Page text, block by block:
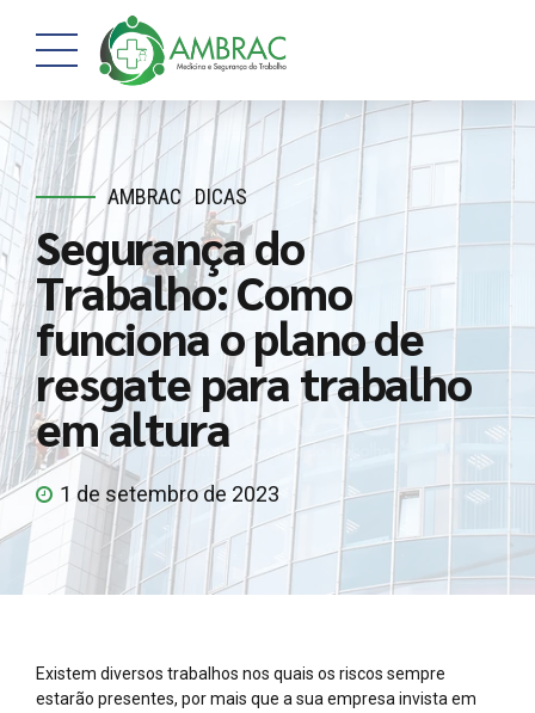
AMBRAC DICAS
Segurança do
Trabalho: Como
funciona o plano de
resgate para trabalho
em altura
1 de setembro de 2023
Existem diversos trabalhos nos quais os riscos sempre
estarão presentes, por mais que a sua empresa invista em